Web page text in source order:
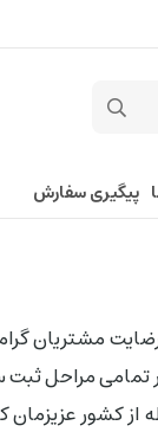
پیگیری سفارش
رضایت
مراحل
کشور